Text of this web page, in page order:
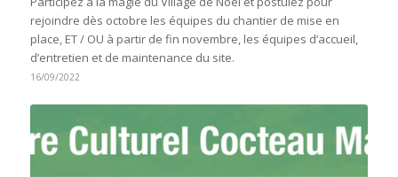
rejoindre dès octobre les équipes du chantier de mise en
place, ET / OU à partir de fin novembre, les équipes d’accueil,
d’entretien et de maintenance du site.
16/09/2022